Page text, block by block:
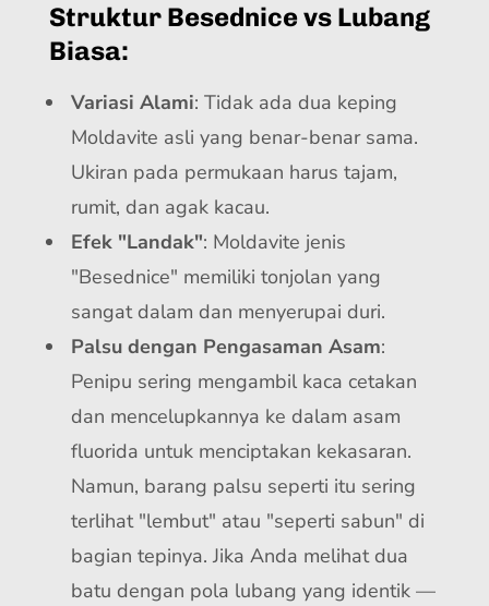
Struktur Besednice vs Lubang
Biasa:
Variasi Alami: Tidak ada dua keping
Moldavite asli yang benar-benar sama.
Ukiran pada permukaan harus tajam,
rumit, dan agak kacau.
Efek "Landak": Moldavite jenis
"Besednice" memiliki tonjolan yang
sangat dalam dan menyerupai duri.
Palsu dengan Pengasaman Asam:
Penipu sering mengambil kaca cetakan
dan mencelupkannya ke dalam asam
fluorida untuk menciptakan kekasaran.
Namun, barang palsu seperti itu sering
terlihat "lembut" atau "seperti sabun" di
bagian tepinya. Jika Anda melihat dua
batu dengan pola lubang yang identik —